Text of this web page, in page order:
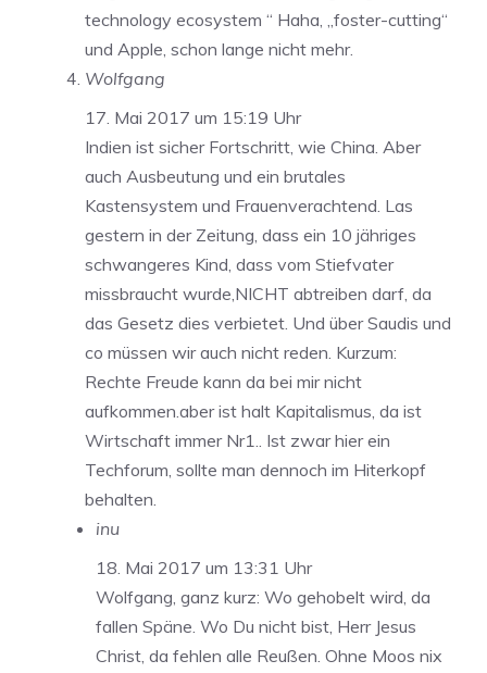
technology ecosystem “ Haha, „foster-cutting“
und Apple, schon lange nicht mehr.
Wolfgang
17. Mai 2017 um 15:19 Uhr
Indien ist sicher Fortschritt, wie China. Aber
auch Ausbeutung und ein brutales
Kastensystem und Frauenverachtend. Las
gestern in der Zeitung, dass ein 10 jähriges
schwangeres Kind, dass vom Stiefvater
missbraucht wurde,NICHT abtreiben darf, da
das Gesetz dies verbietet. Und über Saudis und
co müssen wir auch nicht reden. Kurzum:
Rechte Freude kann da bei mir nicht
aufkommen.aber ist halt Kapitalismus, da ist
Wirtschaft immer Nr1.. Ist zwar hier ein
Techforum, sollte man dennoch im Hiterkopf
behalten.
inu
18. Mai 2017 um 13:31 Uhr
Wolfgang, ganz kurz: Wo gehobelt wird, da
fallen Späne. Wo Du nicht bist, Herr Jesus
Christ, da fehlen alle Reußen. Ohne Moos nix